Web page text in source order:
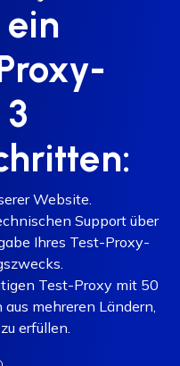
Website.
Support über
Ihres Test-Proxy-
Test-Proxy mit 50
mehreren Ländern,
erfüllen.